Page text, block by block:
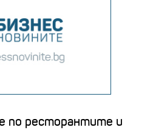
по ресторантите и